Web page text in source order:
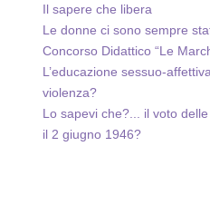
Il sapere che libera
Le donne ci sono sempre
Concorso Didattico “Le
L’educazione
violenza?
Lo sapevi che?... il voto
il 2 giugno 1946?